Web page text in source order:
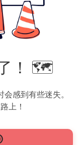
！ 🗺️
感到有些迷失。
上！